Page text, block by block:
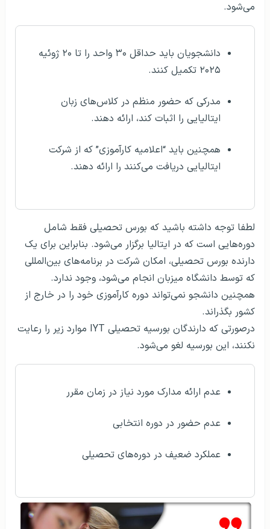
می‌شود.
دانشجویان باید حداقل ۳۰ واحد را تا ۲۰ ژوئیه
۲۰۲۵ تکمیل کنند.
مدرکی که حضور منظم در کلاس‌های زبان
ایتالیایی را اثبات کند، ارائه دهند.
همچنین باید “اعلامیه کارآموزی” که از شرکت
ایتالیایی دریافت می‌کنند را ارائه دهند.
لطفا توجه داشته باشید که بورس تحصیلی فقط شامل
دوره‌هایی است که در ایتالیا برگزار می‌شود. بنابراین برای یک
دارنده بورس تحصیلی، امکان شرکت در برنامه‌های بین‌المللی
که توسط دانشگاه میزبان انجام می‌شود، وجود ندارد.
همچنین دانشجو نمی‌تواند دوره کارآموزی خود را در خارج از
کشور بگذراند.
درصورتی که دارندگان بورسیه تحصیلی IYT موارد زیر را رعایت
نکنند، این بورسیه لغو می‌شود.
عدم ارائه مدارک مورد نیاز در زمان مقرر
عدم حضور در دوره انتخابی
عملکرد ضعیف در دوره‌های تحصیلی